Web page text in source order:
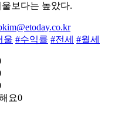
울보다는 높았다.
울 #수익률 #전세 #월세
요0